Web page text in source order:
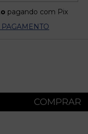
pagando com Pix